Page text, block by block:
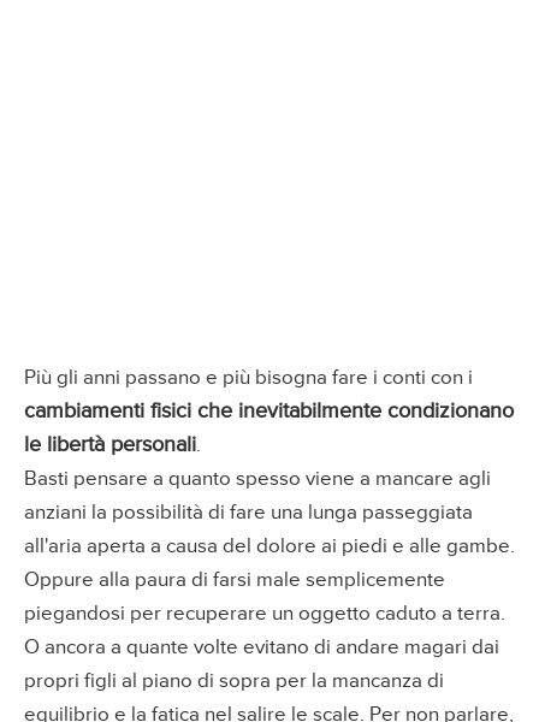
Più gli anni passano e più bisogna fare i conti con i
cambiamenti fisici che inevitabilmente condizionano
le libertà personali.
Basti pensare a quanto spesso viene a mancare agli
anziani la possibilità di fare una lunga passeggiata
all'aria aperta a causa del dolore ai piedi e alle gambe.
Oppure alla paura di farsi male semplicemente
piegandosi per recuperare un oggetto caduto a terra.
O ancora a quante volte evitano di andare magari dai
propri figli al piano di sopra per la mancanza di
equilibrio e la fatica nel salire le scale. Per non parlare,